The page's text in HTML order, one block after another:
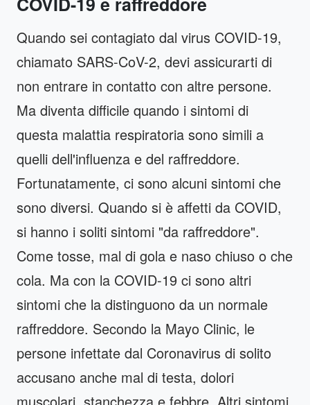
Quando sei contagiato dal virus COVID-19,
chiamato SARS-CoV-2, devi assicurarti di
non entrare in contatto con altre persone.
Ma diventa difficile quando i sintomi di
questa malattia respiratoria sono simili a
quelli dell'influenza e del raffreddore.
Fortunatamente, ci sono alcuni sintomi che
sono diversi. Quando si è affetti da COVID,
si hanno i soliti sintomi "da raffreddore".
Come tosse, mal di gola e naso chiuso o che
cola. Ma con la COVID-19 ci sono altri
sintomi che la distinguono da un normale
raffreddore. Secondo la Mayo Clinic, le
persone infettate dal Coronavirus di solito
accusano anche mal di testa, dolori
muscolari, stanchezza e febbre. Altri sintomi